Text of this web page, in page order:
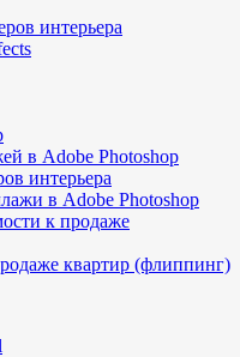
интерьера
в Adobe Photoshop
интерьера
в Adobe Photoshop
к продаже
квартир (флиппинг)